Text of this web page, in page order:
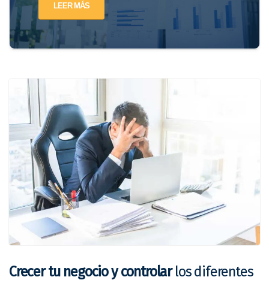
LEER MÁS
Crecer tu negocio y controlarlos diferentes